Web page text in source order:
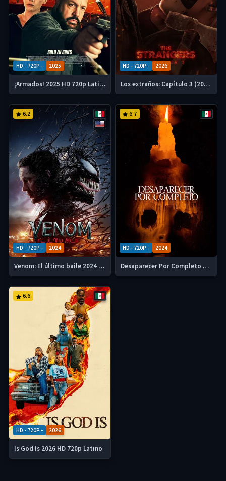
HD - 720P - 2025
¡Armados! 2025 HD 720p Latino Mp4
HD - 720P - 2026
Los extraños: Capítulo 3 (2026) HD 720p Latino
HD - 720P - 2024
6.2
Venom: El último baile 2024 HD 720 Latino
HD - 720P - 2024
6.7
Desaparecer Por Completo 2024
HD - 720P - 2026
6.6
Is God Is 2026 HD 720p Latino